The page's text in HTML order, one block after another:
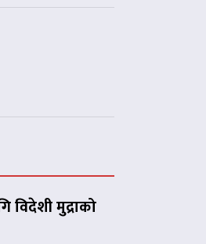
मुद्राको